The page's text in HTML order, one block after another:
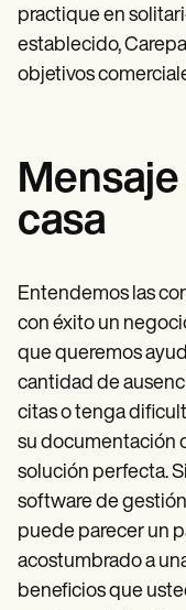
practique en
establecido,
objetivos
casa
Entendemos las
con éxito un
que queremos
cantidad de
citas o tenga
su documentación
solución perfecta.
software de
puede parecer un
acostumbrado a
beneficios que